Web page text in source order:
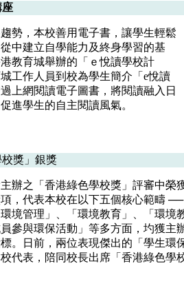
座
勢，本校善用電子書，讓學生輕鬆
中建立自學能力及終身學習的基
教育城舉辦的「ｅ悅讀學校計
工作人員到校為學生簡介「e悅讀
上網閱讀電子圖書，將閱讀融入日
進學生的自主閱讀風氣。
獎」銀獎
辦之「香港綠色學校獎」評審中榮
，代表本校在以下五個核心範疇 ──
境管理」、「環境教育」、「環境
參與環保活動」等多方面，圴獲主
。日前，兩位表現傑出的「學生環
代表，陪同校長出席「香港綠色學